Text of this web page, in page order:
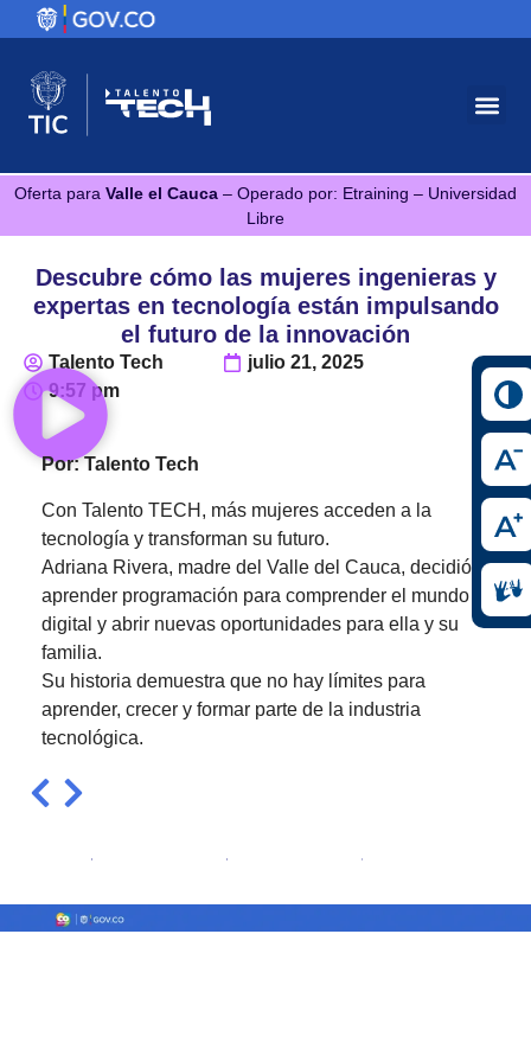
Oferta para Valle el Cauca – Operado por: Etraining – Universidad
Libre
Descubre cómo las mujeres ingenieras y
expertas en tecnología están impulsando
el futuro de la innovación
Talento Tech
julio 21, 2025
9:57 pm
Por: Talento Tech
Con Talento TECH, más mujeres acceden a la
tecnología y transforman su futuro.
Adriana Rivera, madre del Valle del Cauca, decidió
aprender programación para comprender el mundo
digital y abrir nuevas oportunidades para ella y su
familia.
Su historia demuestra que no hay límites para
aprender, crecer y formar parte de la industria
tecnológica.